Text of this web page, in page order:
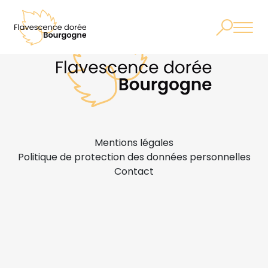
Mentions légales
Politique de protection des données personnelles
Contact